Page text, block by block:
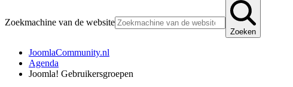
Zoekmachine van de website
Zoeken
JoomlaCommunity.nl
Agenda
Joomla! Gebruikersgroepen